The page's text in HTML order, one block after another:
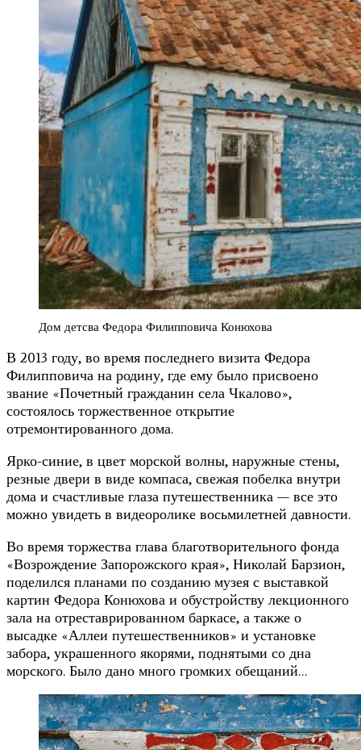
Дом детсва Федора Филипповича Конюхова
В 2013 году, во время последнего визита Федора
Филипповича на родину, где ему было присвоено
звание «Почетный гражданин села Чкалово»,
состоялось торжественное открытие
отремонтированного дома.
Ярко-синие, в цвет морской волны, наружные стены,
резные двери в виде компаса, свежая побелка внутри
дома и счастливые глаза путешественника — все это
можно увидеть в видеоролике восьмилетней давности.
Во время торжества глава благотворительного фонда
«Возрождение Запорожского края», Николай Барзион,
поделился планами по созданию музея с выставкой
картин Федора Конюхова и обустройству лекционного
зала на отреставрированном баркасе, а также о
высадке «Аллеи путешественников» и установке
забора, украшенного якорями, поднятыми со дна
морского. Было дано много громких обещаний…